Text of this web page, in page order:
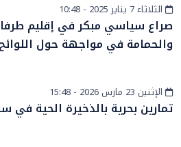
أخبار الصحراءالثلاثاء 7 يناير 2025 - 10:48
صراع سياسي مبكر في إقليم
والحمامة في مواجهة حول اللوائح
أخبار الصحراءالإثنين 23 مارس 2026 - 15:48
تمارين بحرية بالذخيرة الحية في